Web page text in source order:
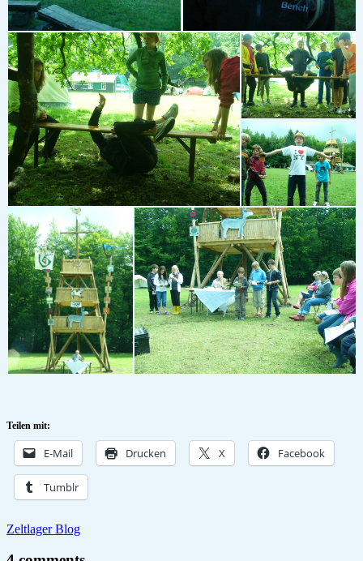
Teilen mit:
E-Mail Drucken X Facebook
Tumblr
Zeltlager Blog